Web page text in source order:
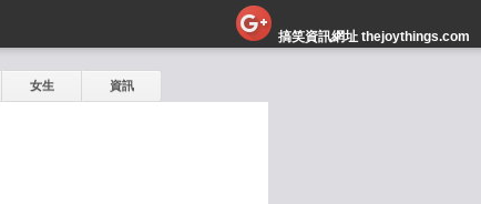
搞笑資訊網址 thejoythings.com
女生 資訊